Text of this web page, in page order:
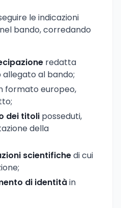
le indicazioni
bando, corredando
redatta
al bando;
formato europeo,
dei titoli posseduti,
della
scientifichedi cui
di identitàin